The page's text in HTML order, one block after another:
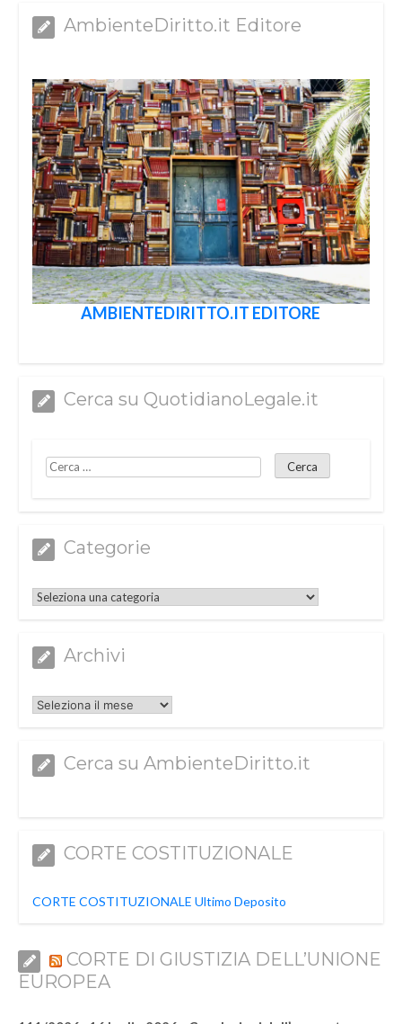
AmbienteDiritto.it Editore
AMBIENTEDIRITTO.IT EDITORE
Cerca su QuotidianoLegale.it
Categorie
Categorie
Archivi
Archivi
Cerca su AmbienteDiritto.it
CORTE COSTITUZIONALE
CORTE COSTITUZIONALE Ultimo Deposito
CORTE DI GIUSTIZIA DELL’UNIONE
EUROPEA